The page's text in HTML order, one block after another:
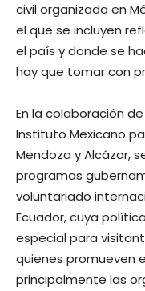
civil organizada en
el que se incluyen
el país y donde se
hay que tomar con
En la colaboración
Instituto Mexicano
Mendoza y Alcázar,
programas
voluntariado
Ecuador, cuya
especial para
quienes promueven
principalmente las